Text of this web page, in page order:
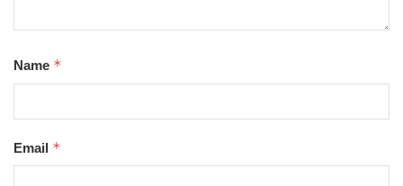
Name *
Email *